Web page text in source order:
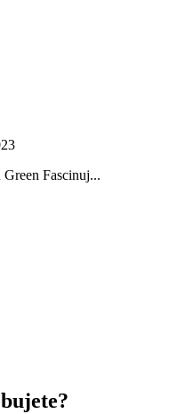
Fascinuj...